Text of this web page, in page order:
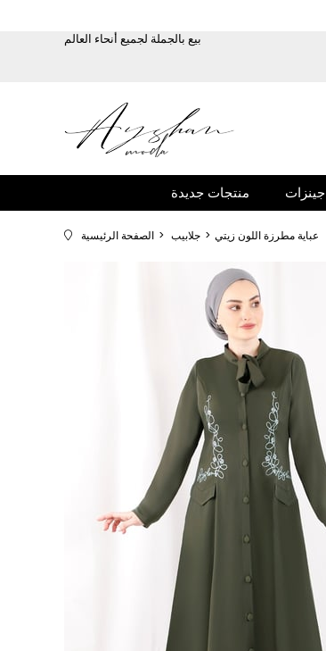
بيع بالجملة لجميع أنحاء العالم
منتجات جديدة جينزات
الصفحة الرئيسية جلابيب عباية مطرزة اللون زيتي